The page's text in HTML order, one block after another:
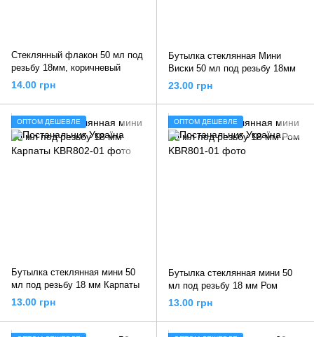
Стеклянный флакон 50 мл под
резьбу 18мм, коричневый
14.00 грн
Бутылка стеклянная Мини
Виски 50 мл под резьбу 18мм
23.00 грн
ОПТОМ ДЕШЕВЛЕ
Бутылка стеклянная мини 50
мл под резьбу 18 мм Карпаты
13.00 грн
ОПТОМ ДЕШЕВЛЕ
Бутылка стеклянная мини 50
мл под резьбу 18 мм Ром
13.00 грн